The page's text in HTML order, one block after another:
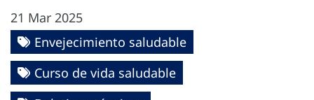
21 Mar 2025
Envejecimiento saludable
Curso de vida saludable